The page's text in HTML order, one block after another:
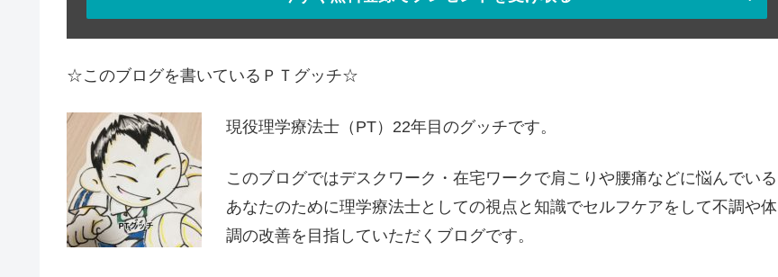
☆このブログを書いているＰＴグッチ☆
現役理学療法士（PT）22年目のグッチです。
このブログではデスクワーク・在宅ワークで肩こりや腰痛などに悩んでいる
あなたのために理学療法士としての視点と知識でセルフケアをして不調や体
調の改善を目指していただくブログです。